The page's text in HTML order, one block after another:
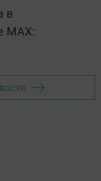
в
MАХ: